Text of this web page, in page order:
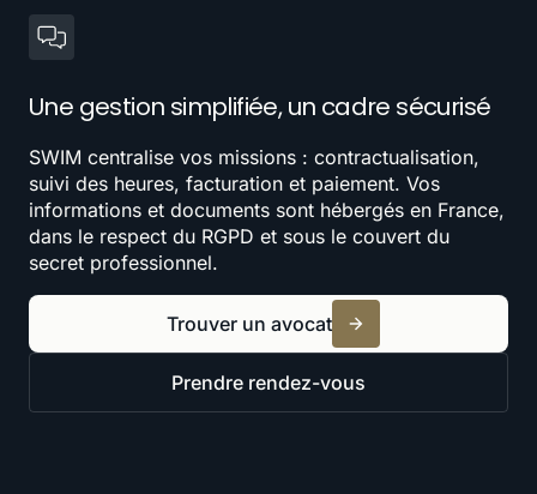
Une gestion simplifiée, un cadre sécurisé
SWIM centralise vos missions : contractualisation,
suivi des heures, facturation et paiement. Vos
informations et documents sont hébergés en France,
dans le respect du RGPD et sous le couvert du
secret professionnel.
Trouver un avocat
Prendre rendez-vous